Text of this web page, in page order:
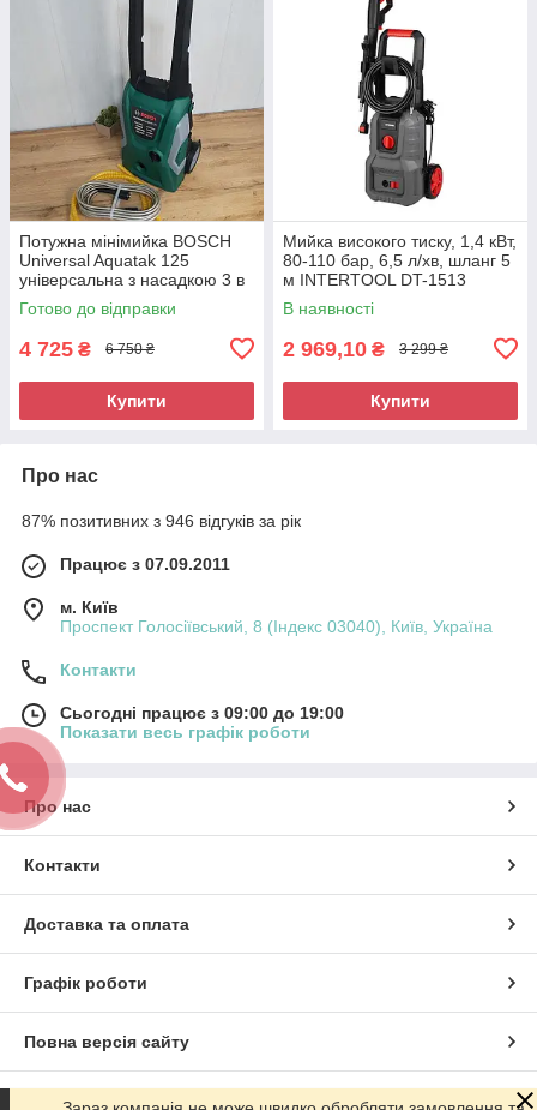
Потужна мінімийка BOSCH
Universal Aquatak 125
універсальна з насадкою 3 в
1, 125 бар
Готово до відправки
4 725 ₴ 6 750 ₴
Купити
Мийка високого тиску, 1,4 кВт,
80-110 бар, 6,5 л/хв, шланг 5
м INTERTOOL DT-1513
В наявності
2 969,10 ₴ 3 299 ₴
Купити
Про нас
87% позитивних з 946 відгуків за рік
Працює з 07.09.2011
м. Київ
Проспект Голосіївський, 8 (Індекс 03040), Київ, Україна
Контакти
Сьогодні працює з 09:00 до 19:00
Показати весь графік роботи
Про нас
Контакти
Доставка та оплата
Графік роботи
Повна версія сайту
Сайт створено на маркетплейсі Prom.ua